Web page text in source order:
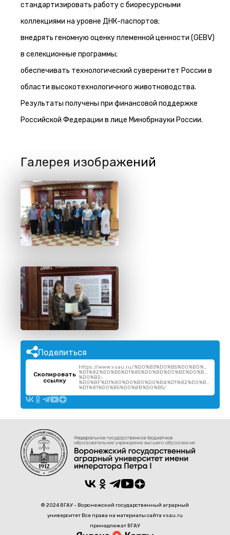
стандартизировать работу с биоресурсными
коллекциями на уровне ДНК-паспортов;
внедрять геномную оценку племенной ценности (GEBV)
в селекционные программы;
обеспечивать технологический суверенитет России в
области высокотехнологичного животноводства.
Результаты получены при финансовой поддержке
Российской Федерации в лице Минобрнауки России.
Галерея изображений
Поделиться
Скопировать
ссылку
https://www.vsau.ru/
%D0%B2-
%D1%81%D0%B5%D0%BB%D0%B5/
© 2024 ВГАУ - Воронежский государственный аграрный
университет Все права на материалы сайта vsau.ru
принадлежат ВГАУ